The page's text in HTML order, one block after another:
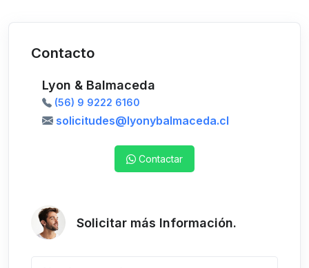
Contacto
Lyon & Balmaceda
(56) 9 9222 6160
solicitudes@lyonybalmaceda.cl
Contactar
Solicitar más Información.